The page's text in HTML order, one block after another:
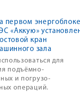
первом энергоблоке
«Аккую»
кран
зала
для
подъёмно-
и погрузо-
операций.